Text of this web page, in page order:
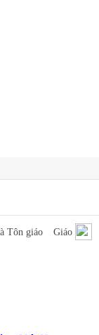
Tôn giáo Giáo dục